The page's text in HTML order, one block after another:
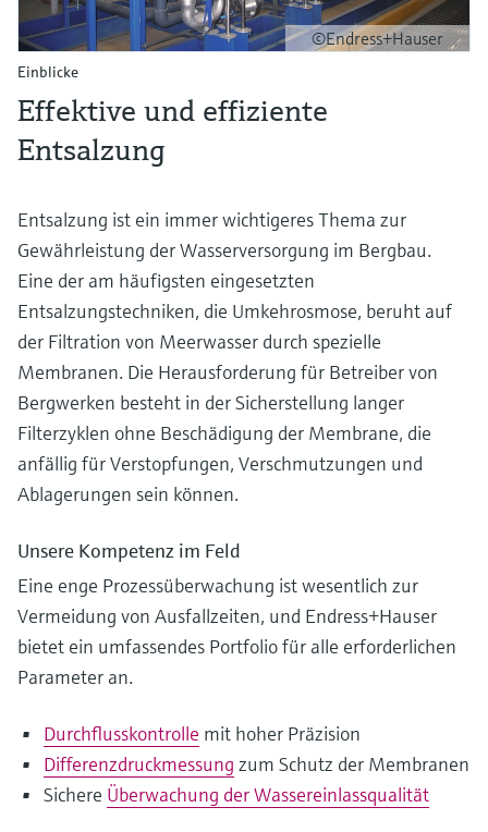
©Endress+Hauser
Einblicke
Effektive und effiziente
Entsalzung
Entsalzung ist ein immer wichtigeres Thema zur
Gewährleistung der Wasserversorgung im Bergbau.
Eine der am häufigsten eingesetzten
Entsalzungstechniken, die Umkehrosmose, beruht auf
der Filtration von Meerwasser durch spezielle
Membranen. Die Herausforderung für Betreiber von
Bergwerken besteht in der Sicherstellung langer
Filterzyklen ohne Beschädigung der Membrane, die
anfällig für Verstopfungen, Verschmutzungen und
Ablagerungen sein können.
Unsere Kompetenz im Feld
Eine enge Prozessüberwachung ist wesentlich zur
Vermeidung von Ausfallzeiten, und Endress+Hauser
bietet ein umfassendes Portfolio für alle erforderlichen
Parameter an.
Durchflusskontrolle mit hoher Präzision
Differenzdruckmessung zum Schutz der Membranen
Sichere Überwachung der Wassereinlassqualität